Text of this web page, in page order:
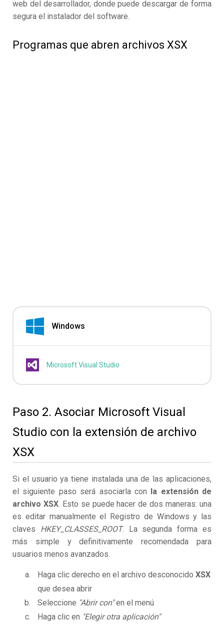
web del desarrollador, donde puede descargar de forma
segura el instalador del software.
Programas que abren archivos XSX
Windows
Microsoft Visual Studio
Paso 2. Asociar Microsoft Visual
Studio con la extensión de archivo
XSX
Si el usuario ya tiene instalada una de las aplicaciones,
el siguiente paso será asociarla con la extensión de
archivo XSX. Esto se puede hacer de dos maneras: una
es editar manualmente el Registro de Windows y las
claves HKEY_CLASSES_ROOT. La segunda forma es
más simple y definitivamente recomendada para
usuarios menos avanzados.
Haga clic derecho en el archivo desconocido XSX
que desea abrir
Seleccione "Abrir con"en el menú
Haga clic en "Elegir otra aplicación"